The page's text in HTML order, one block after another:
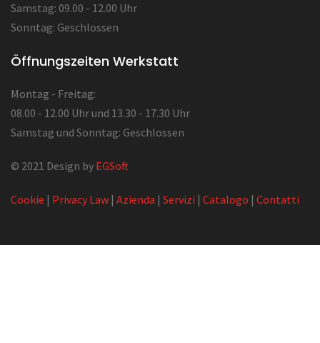
Samstag: 09.00 - 12.00 Uhr
Sonntag: Geschlossen
Öffnungszeiten Werkstatt
Montag - Freitag:
08.00 - 12.00 Uhr und 13.30 - 17.30 Uhr
Samstag und Sonntag: Geschlossen
© 2021 Design by EGSoft
Cookie | Privacy Law | Azienda | Servizi | Catalogo | Contatti